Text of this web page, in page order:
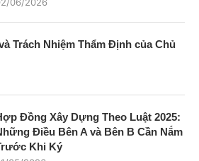
Trách Nhiệm Thẩm Định của Chủ
Đồng Xây Dựng Theo Luật 2025:
Điều Bên A và Bên B Cần Nắm
Khi Ký